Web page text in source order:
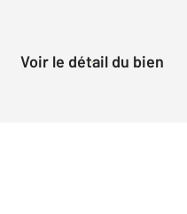
Voir le détail du bien